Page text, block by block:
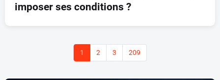
imposer ses conditions ?
1 2 3 209